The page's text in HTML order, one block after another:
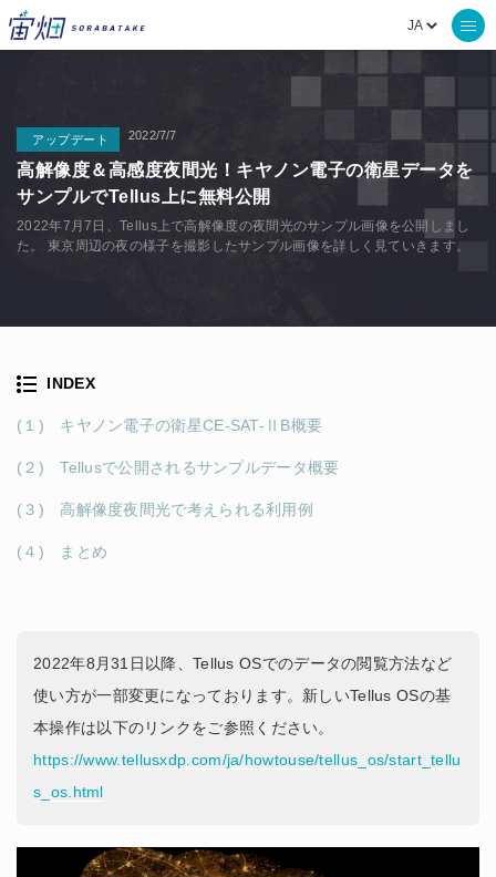
アップデート 2022/7/7
高解像度＆高感度夜間光！キヤノン電子の衛星データを
サンプルでTellus上に無料公開
2022年7月7日、Tellus上で高解像度の夜間光のサンプル画像を公開しまし
た。 東京周辺の夜の様子を撮影したサンプル画像を詳しく見ていきます。
2022年8月31日以降、Tellus OSでのデータの閲覧方法など
使い方が一部変更になっております。新しいTellus OSの基
本操作は以下のリンクをご参照ください。
https://www.tellusxdp.com/ja/howtouse/tellus_os/start_tellu
s_os.html
INDEX
(１) キヤノン電子の衛星CE-SAT-ⅡB概要
(２) Tellusで公開されるサンプルデータ概要
(３) 高解像度夜間光で考えられる利用例
(４) まとめ